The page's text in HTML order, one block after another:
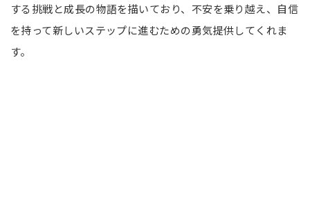
する挑戦と成長の物語を描いており、不安を乗り越え、自信
を持って新しいステップに進むための勇気提供してくれま
す。